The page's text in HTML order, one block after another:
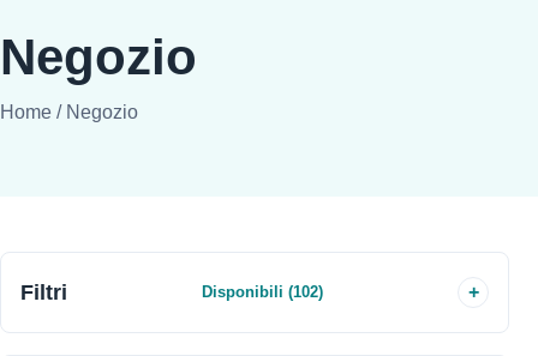
Negozio
Home / Negozio
Filtri Disponibili (102)